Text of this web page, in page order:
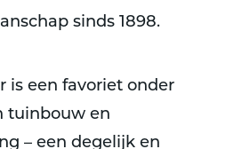
sinds 1898.
is een favoriet onder
tuinbouw en
– een degelijk en